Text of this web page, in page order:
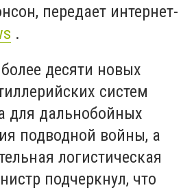
передает интернет-
.
десяти новых
систем
для дальнобойных
подводной войны, а
логистическая
подчеркнул, что